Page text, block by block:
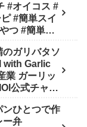
#オイコス #
#簡単スイ
つ #簡単レ
のガリバタソ
公式チャン
ンひとつで作
ー弁